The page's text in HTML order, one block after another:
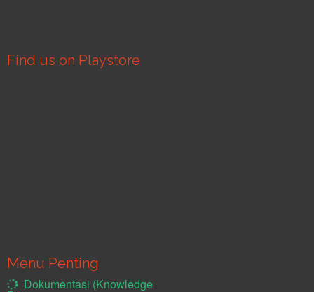
Find us on Playstore
Menu Penting
Dokumentasi (Knowledge